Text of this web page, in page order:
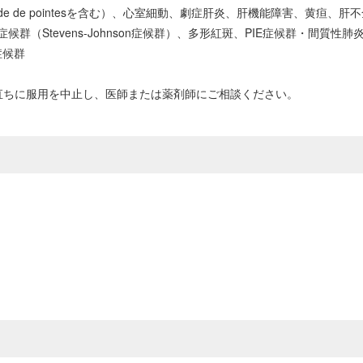
de pointesを含む）、心室細動、劇症肝炎、肝機能障害、黄疸、肝
群（Stevens-Johnson症候群）、多形紅斑、PIE症候群・間質性
群
に服用を中止し、医師または薬剤師にご相談ください。